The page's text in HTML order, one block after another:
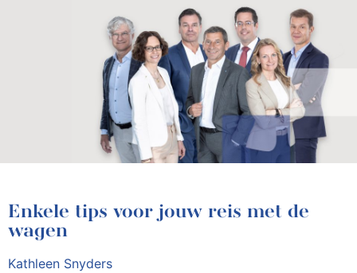
Enkele tips voor jouw reis met de
wagen
Kathleen Snyders